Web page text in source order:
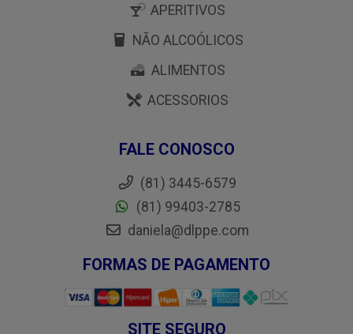
APERITIVOS
NÃO ALCOÓLICOS
ALIMENTOS
ACESSORIOS
FALE CONOSCO
(81) 3445-6579
(81) 99403-2785
daniela@dlppe.com
FORMAS DE PAGAMENTO
SITE SEGURO